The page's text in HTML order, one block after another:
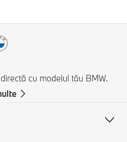
cu modelul tău BMW.